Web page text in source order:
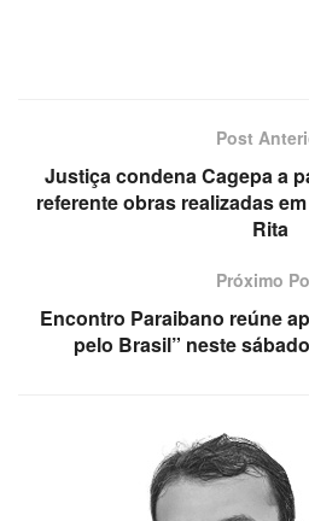
Post
Justiça condena Cagepa a
referente obras realizadas
Rita
Próximo
Encontro Paraibano reúne
pelo Brasil” neste